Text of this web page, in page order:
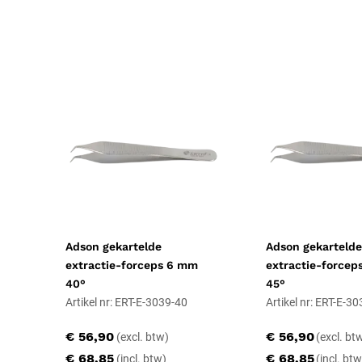
Adson gekartelde
extractie-forceps 6 mm
40°
Artikel nr: ERT-E-3039-40
€ 68,85
€ 56,90
Adson gekartelde
extractie-
45°
Artikel nr: ERT-E-
€ 68,85
€ 56,90